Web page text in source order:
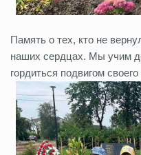
Память о тех, кто не
наших сердцах. Мы учим
гордиться подвигом